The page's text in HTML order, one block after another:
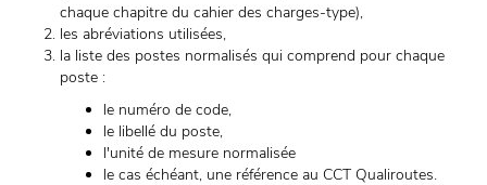
chaque chapitre du cahier des charges-type),
les abréviations utilisées,
la liste des postes normalisés qui comprend pour chaque
poste :
le numéro de code,
le libellé du poste,
l'unité de mesure normalisée
le cas échéant, une référence au CCT Qualiroutes.